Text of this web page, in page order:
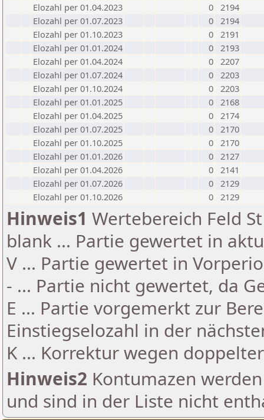
Elozahl per 01.04.2023
0 2194
Elozahl per 01.07.2023
0 2194
Elozahl per 01.10.2023
0 2191
Elozahl per 01.01.2024
0 2193
Elozahl per 01.04.2024
0 2207
Elozahl per 01.07.2024
0 2203
Elozahl per 01.10.2024
0 2203
Elozahl per 01.01.2025
0 2168
Elozahl per 01.04.2025
0 2174
Elozahl per 01.07.2025
0 2170
Elozahl per 01.10.2025
0 2170
Elozahl per 01.01.2026
0 2127
Elozahl per 01.04.2026
0 2141
Elozahl per 01.07.2026
0 2129
Elozahl per 01.10.2026
0 2129
Hinweis1 Wertebereich Feld
blank ... Partie gewertet in
V ... Partie gewertet in
- ... Partie nicht gewertet, da
E ... Partie vorgemerkt zur
Einstiegselozahl in der
K ... Korrektur wegen
Hinweis2 Kontumazen
und sind in der Liste nicht